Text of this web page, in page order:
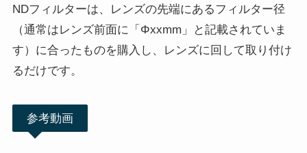
NDフィルターは、レンズの先端にあるフィルター径
（通常はレンズ前面に「Φxxmm」と記載されていま
す）に合ったものを購入し、レンズに回して取り付け
るだけです。
参考動画